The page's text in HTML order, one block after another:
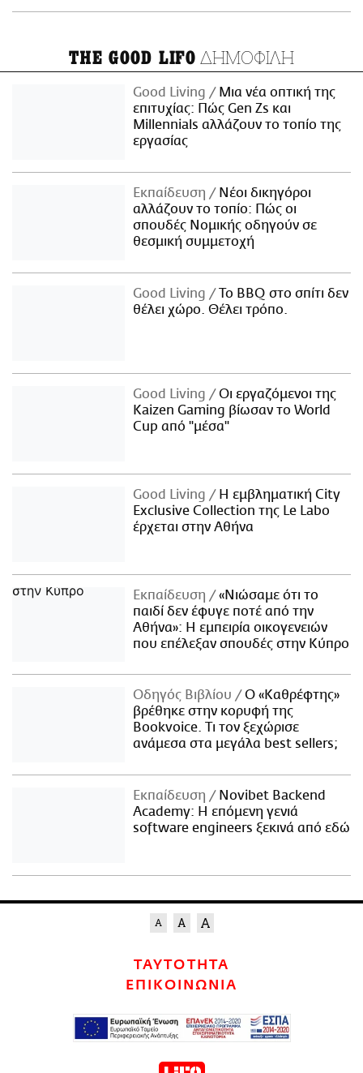
THE GOOD LIFO ΔΗΜΟΦΙΛΗ
Good Living
Μια νέα οπτική της
επιτυχίας: Πώς Gen Zs και
Millennials αλλάζουν το τοπίο της
εργασίας
Εκπαίδευση
Νέοι δικηγόροι
αλλάζουν το τοπίο: Πώς οι
σπουδές Νομικής οδηγούν σε
θεσμική συμμετοχή
Good Living
Το BBQ στο σπίτι δεν
θέλει χώρο. Θέλει τρόπο.
Good Living
Οι εργαζόμενοι της
Kaizen Gaming βίωσαν το World
Cup από "μέσα"
Good Living
Η εμβληματική City
Exclusive Collection της Le Labo
έρχεται στην Αθήνα
Εκπαίδευση
«Νιώσαμε ότι το
παιδί δεν έφυγε ποτέ από την
Αθήνα»: Η εμπειρία οικογενειών
που επέλεξαν σπουδές στην Κύπρο
Οδηγός Βιβλίου
Ο «Καθρέφτης»
βρέθηκε στην κορυφή της
Bookvoice. Τι τον ξεχώρισε
ανάμεσα στα μεγάλα best sellers;
Εκπαίδευση
Novibet Backend
Academy: Η επόμενη γενιά
software engineers ξεκινά από εδώ
ΤΑΥΤΟΤΗΤΑ
ΕΠΙΚΟΙΝΩΝΙΑ